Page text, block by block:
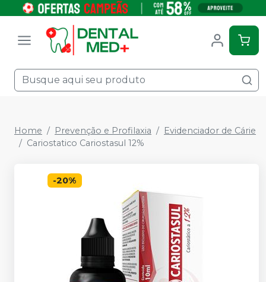
Home Prevenção e Profilaxia
Evidenciador de Cárie
Cariostatico Cariostasul 12%
-20%